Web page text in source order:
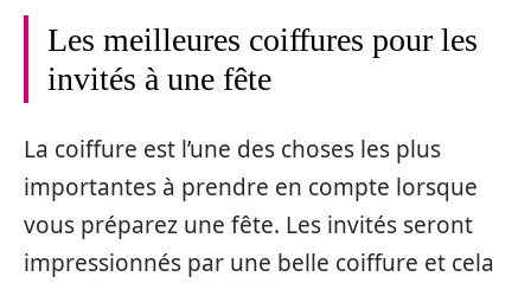
Les meilleures coiffures pour les
invités à une fête
La coiffure est l’une des choses les plus
importantes à prendre en compte lorsque
vous préparez une fête. Les invités seront
impressionnés par une belle coiffure et cela